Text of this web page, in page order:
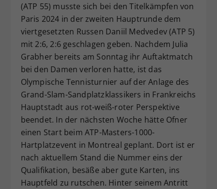
(ATP 55) musste sich bei den Titelkämpfen von
Paris 2024 in der zweiten Hauptrunde dem
viertgesetzten Russen Daniil Medvedev (ATP 5)
mit 2:6, 2:6 geschlagen geben. Nachdem Julia
Grabher bereits am Sonntag ihr Auftaktmatch
bei den Damen verloren hatte, ist das
Olympische Tennisturnier auf der Anlage des
Grand-Slam-Sandplatzklassikers in Frankreichs
Hauptstadt aus rot-weiß-roter Perspektive
beendet. In der nächsten Woche hätte Ofner
einen Start beim ATP-Masters-1000-
Hartplatzevent in Montreal geplant. Dort ist er
nach aktuellem Stand die Nummer eins der
Qualifikation, besäße aber gute Karten, ins
Hauptfeld zu rutschen. Hinter seinem Antritt
Zweck
Dieser Wert speichert Ihre Consent-
Einstellungen. Unter anderem eine
zufällig generierte ID, für die
historische Speicherung Ihrer
vorgenommen Einstellungen, falls der
Webseiten-Betreiber dies eingestellt